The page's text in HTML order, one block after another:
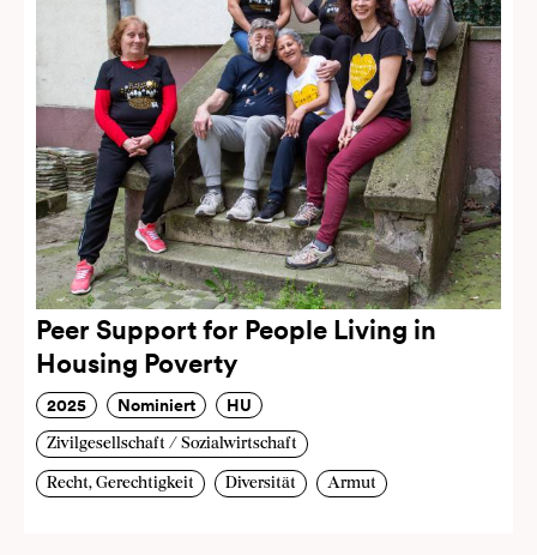
Peer Support for People Living in
Housing Poverty
2025 Nominiert HU
Zivilgesellschaft / Sozialwirtschaft
Recht, Gerechtigkeit Diversität Armut